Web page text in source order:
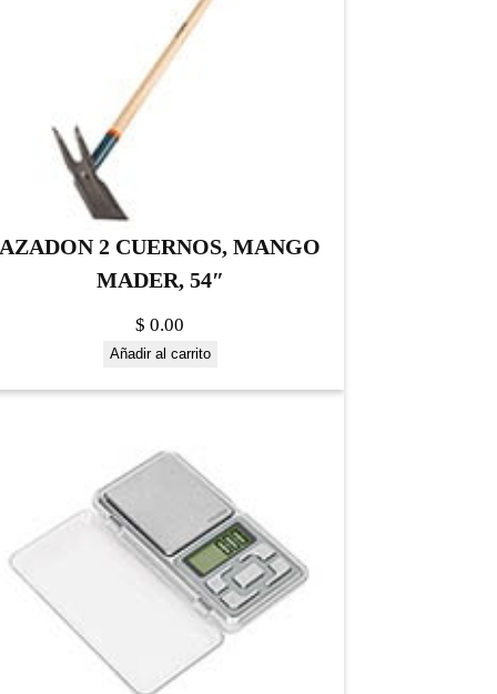
AZADON 2 CUERNOS, MANGO
MADER, 54″
$ 0.00
Añadir al carrito